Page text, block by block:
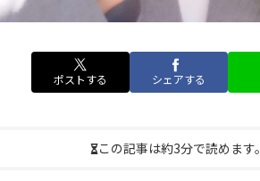
ポストする シェアする
この記事は約3分で読めます。